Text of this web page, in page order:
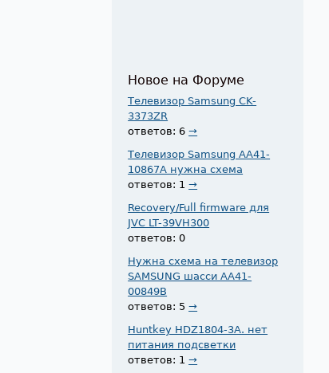
Новое на Форуме
Телевизор Samsung CK-
3373ZR
ответов: 6→
Телевизор Samsung AA41-
10867A нужна схема
ответов: 1→
Recovery/Full firmware для
JVC LT-39VH300
ответов: 0
Нужна схема на телевизор
SAMSUNG шасси AA41-
00849B
ответов: 5→
Huntkey HDZ1804-3A. нет
питания подсветки
ответов: 1→